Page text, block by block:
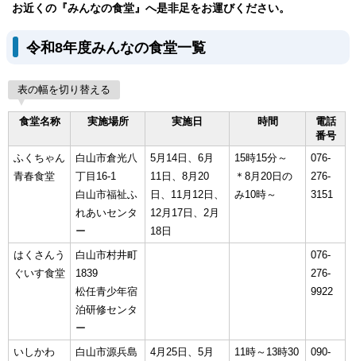
お近くの『みんなの食堂』へ是非足をお運びください。
令和8年度みんなの食堂一覧
表の幅を切り替える
食堂名称 実施場所 実施日 時間
電話
番号
ふくちゃん
青春食堂
白山市倉光八
丁目16-1
白山市福祉ふ
れあいセンタ
ー
5月14日、6月
11日、8月20
日、11月12日、
12月17日、2月
18日
15時15分～
＊8月20日の
み10時～
076-
276-
3151
はくさんう
ぐいす食堂
白山市村井町
1839
松任青少年宿
泊研修センタ
ー
076-
276-
9922
いしかわ
白山市源兵島
4月25日、5月
11時～13時30
090-